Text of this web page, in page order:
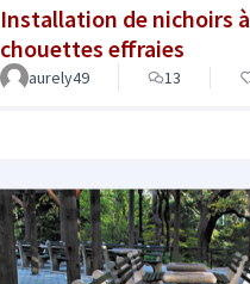
Installation de nichoirs à
chouettes effraies
aurely49 13